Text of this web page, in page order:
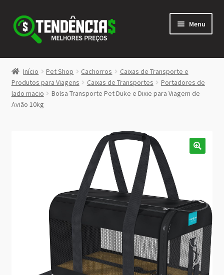
Pular
para
navegação
Pular
para
conteúdo
Menu
LOJA
<>
menu
Início Pet Shop Cachorros
Caixas de Transporte e
Produtos para Viagens
Caixas de Transportes
Portadores de
lado macio
Bolsa Transporte Pet Duke e Dixie para Viagem de
Avião 10kg